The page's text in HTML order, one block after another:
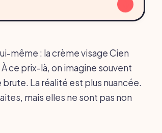
même : la crème visage Cien
ce prix-là, on imagine souvent
La réalité est plus nuancée.
mais elles ne sont pas non